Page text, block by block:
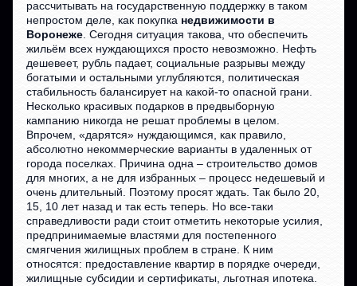
рассчитывать на государственную поддержку в таком
непростом деле, как покупка недвижимости в
Воронеже . Сегодня ситуация такова, что обеспечить
жильём всех нуждающихся просто невозможно. Нефть
дешевеет, рубль падает, социальные разрывы между
богатыми и остальными углубляются, политическая
стабильность балансирует на какой-то опасной грани.
Несколько красивых подарков в предвыборную
кампанию никогда не решат проблемы в целом.
Впрочем, «дарятся» нуждающимся, как правило,
абсолютно некоммерческие варианты в удаленных от
города поселках. Причина одна – строительство домов
для многих, а не для избранных – процесс недешевый и
очень длительный. Поэтому просят ждать. Так было 20,
15, 10 лет назад и так есть теперь. Но все-таки
справедливости ради стоит отметить некоторые усилия,
предпринимаемые властями для постепенного
смягчения жилищных проблем в стране. К ним
относятся: предоставление квартир в порядке очереди,
жилищные субсидии и сертификаты, льготная ипотека.